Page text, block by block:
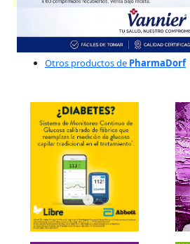
Otros productos con clonazepam
Otros productos de PharmaDorf